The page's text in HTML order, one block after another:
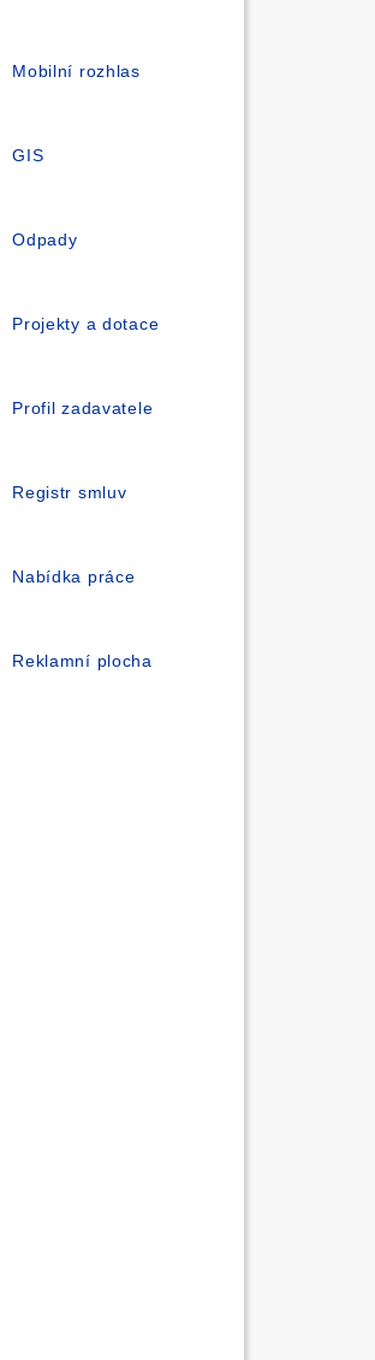
Mobilní rozhlas
GIS
Odpady
Projekty a dotace
Profil zadavatele
Registr smluv
Nabídka práce
Reklamní plocha